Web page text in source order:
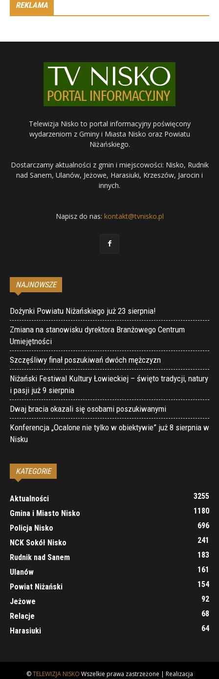
REKLAMA
Telewizja Nisko to portal informacyjny poświęcony
wydarzeniom z Gminy i Miasta Nisko oraz Powiatu
Niżańskiego.
Dostarczamy aktualności z gmin i miejscowości: Nisko, Rudnik
nad Sanem, Ulanów, Jeżowe, Harasiuki, Krzeszów, Jarocin i
innych.
Napisz do nas: kontakt@tvnisko.pl
NAJNOWSZE
Dożynki Powiatu Niżańskiego już 23 sierpnia!
Zmiana na stanowisku dyrektora Branżowego Centrum
Umiejętności
Szczęśliwy finał poszukiwań dwóch mężczyzn
Niżański Festiwal Kultury Łowieckiej – święto tradycji, natury
i pasji już 9 sierpnia
Dwaj bracia okazali się osobami poszukiwanymi
Konferencja „Ocalone nie tylko w obiektywie” już 8 sierpnia w
Nisku
KATEGORIE
Aktualności
3255
Gmina i Miasto Nisko
1180
Policja Nisko
696
NCK Sokół Nisko
241
Rudnik nad Sanem
183
Ulanów
161
Powiat Niżański
154
Jeżowe
92
Relacje
68
Harasiuki
64
©TELEWIZJA NISKO Wszelkie prawa zastrzeżone | Realizacja